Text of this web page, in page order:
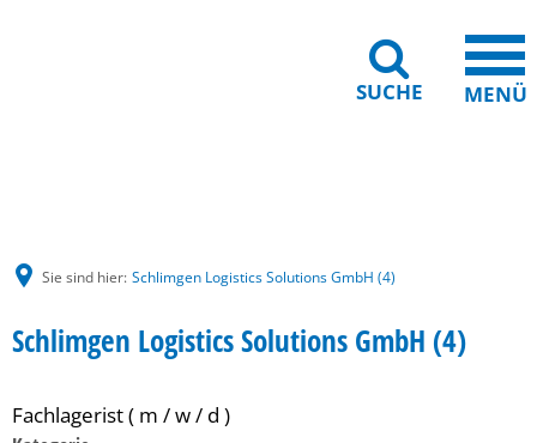
SUCHE MENÜ
Sie sind hier: Schlimgen Logistics Solutions GmbH (4)
Schlimgen Logistics Solutions GmbH (4)
Fachlagerist ( m / w / d )